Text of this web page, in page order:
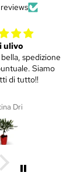
Ulivo
è stato un regalo di
che hanno un
puntuale e in
Dri